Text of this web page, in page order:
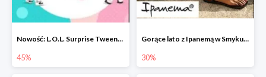
Nowość: L.O.L. Surprise Tweens Doll w Smyku do -45%
45%
Gorące lato z Ipanemą w Smyku do -30%
30%